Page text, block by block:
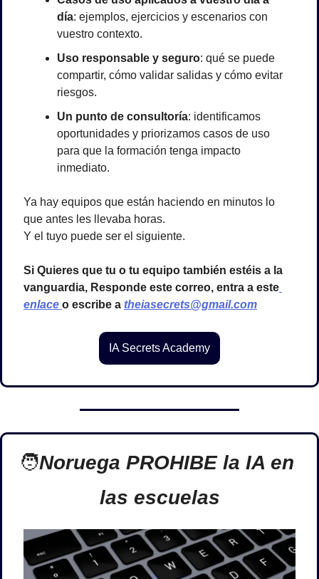
día: ejemplos, ejercicios y escenarios con
vuestro contexto.
Uso responsable y seguro: qué se puede
compartir, cómo validar salidas y cómo evitar
riesgos.
Un punto de consultoría: identificamos
oportunidades y priorizamos casos de uso
para que la formación tenga impacto
inmediato.
Ya hay equipos que están haciendo en minutos lo
que antes les llevaba horas.
Y el tuyo puede ser el siguiente.
Si Quieres que tu o tu equipo también estéis a la
vanguardia, Responde este correo, entra a este
enlace o escribe a theiasecrets@gmail.com
IA Secrets Academy
🧑Noruega PROHIBE la IA en
las escuelas